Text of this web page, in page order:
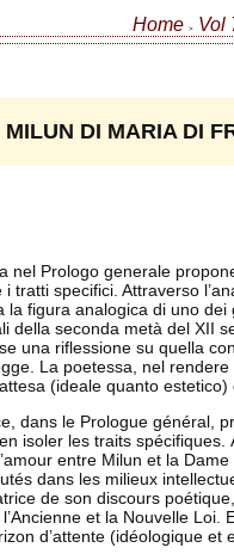
Home > Vol
DI MARIA DI
nel Prologo generale
i tratti specifici. Attraverso
la figura analogica di uno
della seconda metà del XII
una riflessione su quella
La poetessa, nel
(ideale quanto estetico)
dans le Prologue général,
isoler les traits
entre Milun et la
dans les milieux
de son discours
et la Nouvelle
d’attente (idéologique et